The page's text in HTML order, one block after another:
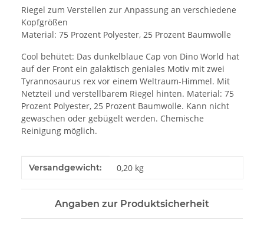
Riegel zum Verstellen zur Anpassung an verschiedene
Kopfgrößen
Material: 75 Prozent Polyester, 25 Prozent Baumwolle
Cool behütet: Das dunkelblaue Cap von Dino World hat
auf der Front ein galaktisch geniales Motiv mit zwei
Tyrannosaurus rex vor einem Weltraum-Himmel. Mit
Netzteil und verstellbarem Riegel hinten. Material: 75
Prozent Polyester, 25 Prozent Baumwolle. Kann nicht
gewaschen oder gebügelt werden. Chemische
Reinigung möglich.
Produkteigenschaft
Wert
Versandgewicht: 0,20 kg
Angaben zur Produktsicherheit